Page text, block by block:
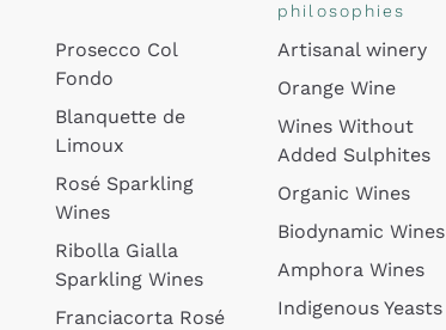
Prosecco Col
Fondo
Blanquette de
Limoux
Rosé Sparkling
Wines
Ribolla Gialla
Sparkling Wines
Franciacorta Rosé
philosophies
Artisanal winery
Orange Wine
Wines Without
Added Sulphites
Organic Wines
Biodynamic Wines
Amphora Wines
Indigenous Yeasts